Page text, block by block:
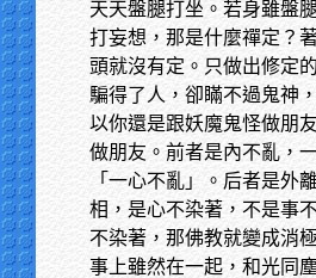
天天盤腿打坐。若身雖盤
打妄想，那是什麼禪定？
頭就沒有定。只做出修定
騙得了人，卻瞞不過鬼神
以你還是跟妖魔鬼怪做朋
做朋友。前者是內不亂，
「一心不亂」。后者是外
相，是心不染著，不是事
不染著，那佛教就變成消
事上雖然在一起，和光同